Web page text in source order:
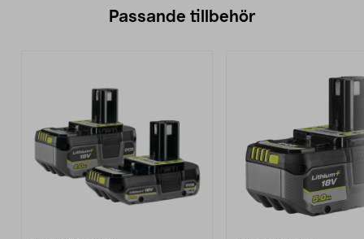
Passande tillbehör